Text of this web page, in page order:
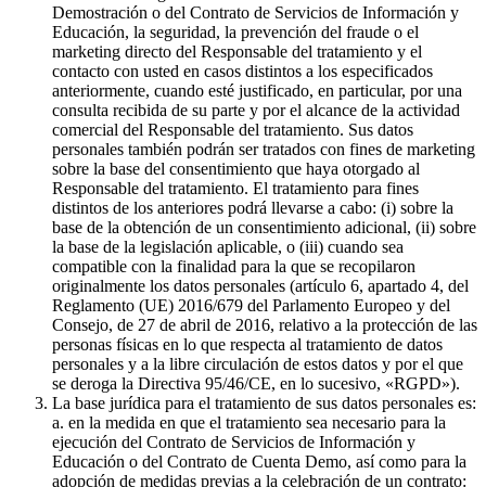
Demostración o del Contrato de Servicios de Información y
Educación, la seguridad, la prevención del fraude o el
marketing directo del Responsable del tratamiento y el
contacto con usted en casos distintos a los especificados
anteriormente, cuando esté justificado, en particular, por una
consulta recibida de su parte y por el alcance de la actividad
comercial del Responsable del tratamiento. Sus datos
personales también podrán ser tratados con fines de marketing
sobre la base del consentimiento que haya otorgado al
Responsable del tratamiento. El tratamiento para fines
distintos de los anteriores podrá llevarse a cabo: (i) sobre la
base de la obtención de un consentimiento adicional, (ii) sobre
la base de la legislación aplicable, o (iii) cuando sea
compatible con la finalidad para la que se recopilaron
originalmente los datos personales (artículo 6, apartado 4, del
Reglamento (UE) 2016/679 del Parlamento Europeo y del
Consejo, de 27 de abril de 2016, relativo a la protección de las
personas físicas en lo que respecta al tratamiento de datos
personales y a la libre circulación de estos datos y por el que
se deroga la Directiva 95/46/CE, en lo sucesivo, «RGPD»).
La base jurídica para el tratamiento de sus datos personales es:
a. en la medida en que el tratamiento sea necesario para la
ejecución del Contrato de Servicios de Información y
Educación o del Contrato de Cuenta Demo, así como para la
adopción de medidas previas a la celebración de un contrato: